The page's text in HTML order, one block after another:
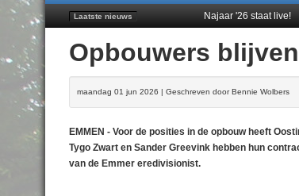
Laatste nieuws
Najaar '26 staat live!
Emmen wint op Open
Daan Lambers
Peter van Dijk
Opbouwers
maandag 01 jun 2026 | Geschreven door Bennie Wolbers
EMMEN - Voor de posities in de opbouw heeft
Tygo Zwart en Sander Greevink hebben hun
van de Emmer eredivisionist.